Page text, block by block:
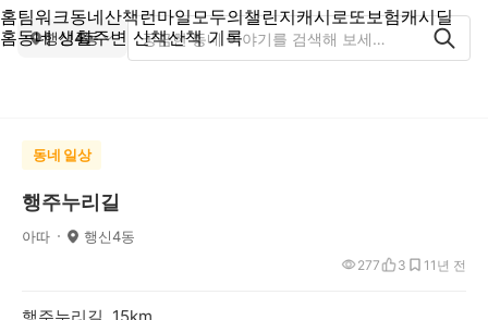
홈팀워크동네산책런마일모두의챌린지캐시로또보험캐시딜
홈동네 생활주변 산책산책 기록
행신4동
동네 일상
행주누리길
아따 행신4동
1년 전
277 3 1